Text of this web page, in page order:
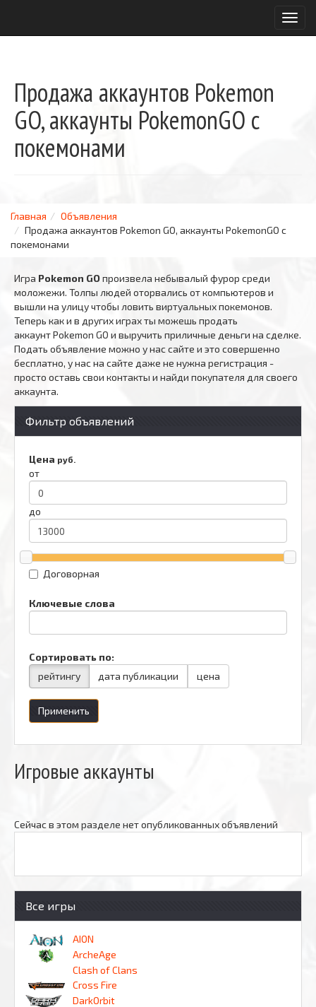
T
o
Продажа аккаунтов Pokemon
GO, аккаунты PokemonGO с
покемонами
Главная
Объявления
Продажа аккаунтов Pokemon GO, аккаунты PokemonGO с
покемонами
Игра Pokemon GOпроизвела небывалый фурор среди
моложежи. Толпы людей оторвались от компьютеров и
вышли на улицу чтобы ловить виртуальных покемонов.
Теперь как и в других играх ты можешь продать
аккаунт Pokemon GO и выручить приличные деньги на сделке.
Подать объявление можно у нас сайте и это совершенно
бесплатно, у нас на сайте даже не нужна регистрация -
просто оставь свои контакты и найди покупателя для своего
аккаунта.
Фильтр объявлений
Цена руб.
от
до
Договорная
Ключевые слова
Сортировать по:
рейтингу
дата публикации цена
Применить
Игровые аккаунты
Сейчас в этом разделе нет опубликованных объявлений
Все игры
AION
ArcheAge
Clash of Clans
Cross Fire
DarkOrbit